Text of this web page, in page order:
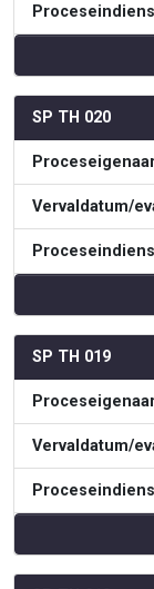
SP TH 020
Vervaldatum/
SP TH 019
Vervaldatum/